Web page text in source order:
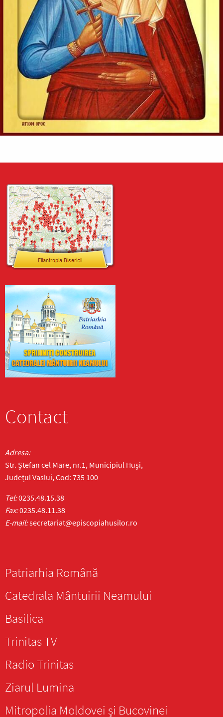
Contact
Adresa:
Str. Ștefan cel Mare, nr.1, Municipiul Huși,
Județul Vaslui, Cod: 735 100
Tel:0235.48.15.38
Fax:0235.48.11.38
E-mail:secretariat@episcopiahusilor.ro
Patriarhia Română
Catedrala Mântuirii Neamului
Basilica
Trinitas TV
Radio Trinitas
Ziarul Lumina
Mitropolia Moldovei și Bucovinei